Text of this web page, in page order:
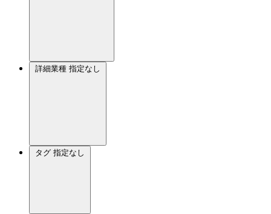
詳細業種 指定なし
タグ 指定なし